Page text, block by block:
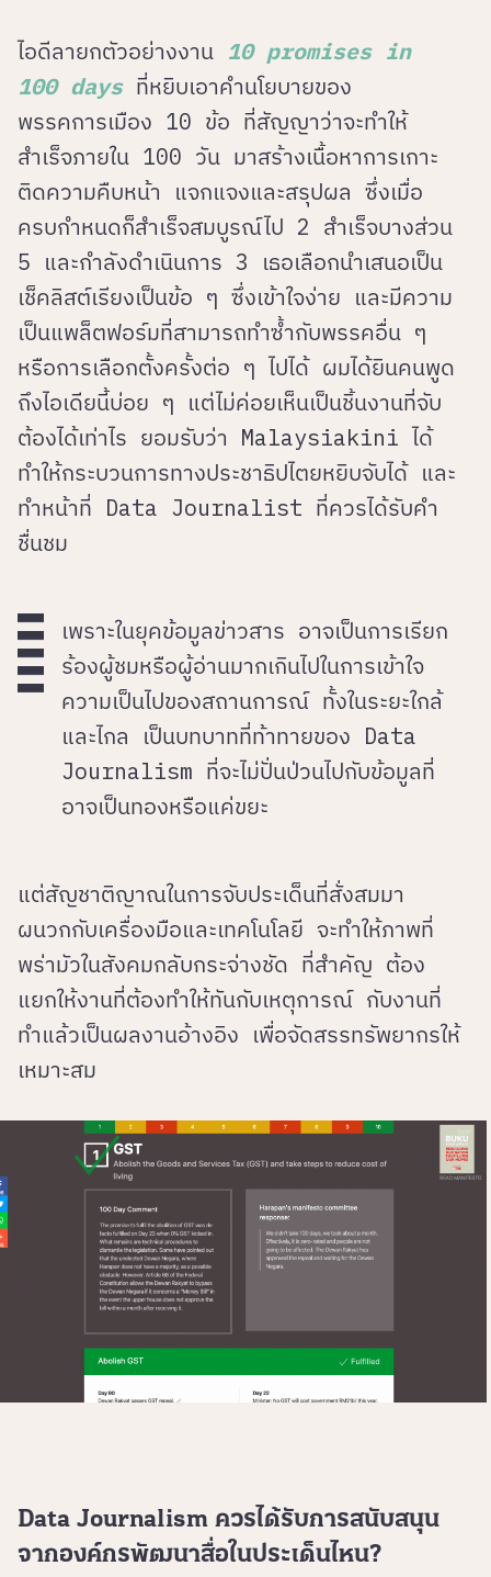
ไอดีลายกตัวอย่างงาน 10 promises in
100 days ที่หยิบเอาคำนโยบายของ
พรรคการเมือง 10 ข้อ ที่สัญญาว่าจะทำให้
สำเร็จภายใน 100 วัน มาสร้างเนื้อหาการเกาะ
ติดความคืบหน้า แจกแจงและสรุปผล ซึ่งเมื่อ
ครบกำหนดก็สำเร็จสมบูรณ์ไป 2 สำเร็จบางส่วน
5 และกำลังดำเนินการ 3 เธอเลือกนำเสนอเป็น
เช็คลิสต์เรียงเป็นข้อ ๆ ซึ่งเข้าใจง่าย และมีความ
เป็นแพล็ตฟอร์มที่สามารถทำซ้ำกับพรรคอื่น ๆ
หรือการเลือกตั้งครั้งต่อ ๆ ไปได้ ผมได้ยินคนพูด
ถึงไอเดียนี้บ่อย ๆ แต่ไม่ค่อยเห็นเป็นชิ้นงานที่จับ
ต้องได้เท่าไร ยอมรับว่า Malaysiakini ได้
ทำให้กระบวนการทางประชาธิปไตยหยิบจับได้ และ
ทำหน้าที่ Data Journalist ที่ควรได้รับคำ
ชื่นชม
เพราะในยุคข้อมูลข่าวสาร อาจเป็นการเรียก
ร้องผู้ชมหรือผู้อ่านมากเกินไปในการเข้าใจ
ความเป็นไปของสถานการณ์ ทั้งในระยะใกล้
และไกล เป็นบทบาทที่ท้าทายของ Data
Journalism ที่จะไม่ปั่นป่วนไปกับข้อมูลที่
อาจเป็นทองหรือแค่ขยะ
แต่สัญชาติญาณในการจับประเด็นที่สั่งสมมา
ผนวกกับเครื่องมือและเทคโนโลยี จะทำให้ภาพที่
พร่ามัวในสังคมกลับกระจ่างชัด ที่สำคัญ ต้อง
แยกให้งานที่ต้องทำให้ทันกับเหตุการณ์ กับงานที่
ทำแล้วเป็นผลงานอ้างอิง เพื่อจัดสรรทรัพยากรให้
เหมาะสม
Data Journalism ควรได้รับการสนับสนุน
จากองค์กรพัฒนาสื่อในประเด็นไหน?